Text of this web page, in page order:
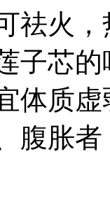
祛火
子芯
体质
腹胀